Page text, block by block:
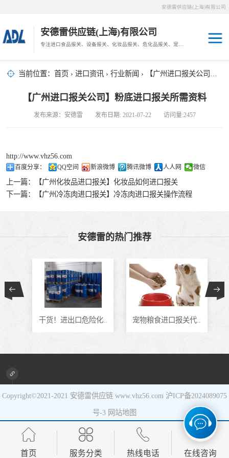
安德雷供应链(上海)有限公司
安德雷供应链(上海)有限公司
当前位置： 首页 › 进口资讯 › 行业新闻 › 【广州进口报关公司】粉底进口报关所需资料
【广州进口报关公司】粉底进口报关所需资料
发布来源：安德雷 发布日期: 2021-07-22 访问量:2457
http://www.vhz56.com
百度分享： QQ空间 新浪微博 腾讯微博 人人网 微信
上一篇：
【广州化妆品进口报关】化妆品如何进口报关
下一篇：
【广州冷冻肉进口报关】冷冻肉进口报关操作流程
安德雷的热门推荐
干货！进出口危险化.. 宠物粮食进口报关代..
Copyright©2021-2021 安德雷供应链 www.vhz56.com 沪ICP备2024089075
号-3 网站地图
首页 服务分类 热线电话 在线咨询
其他报关
海鲜进口
宠物粮进口
危化品进口
木材报关
药材报关
汽车/游艇报关